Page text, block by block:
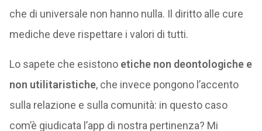
che di universale non hanno nulla. Il diritto alle cure
mediche deve rispettare i valori di tutti.
Lo sapete che esistono etiche non deontologiche e
non utilitaristiche, che invece pongono l’accento
sulla relazione e sulla comunità: in questo caso
com’è giudicata l’app di nostra pertinenza? Mi